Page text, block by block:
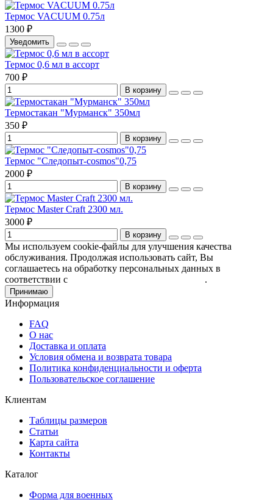
Термос VACUUM 0.75л
1300 ₽
Уведомить
Термос 0,6 мл в ассорт
700 ₽
В корзину
Термостакан "Мурманск" 350мл
350 ₽
В корзину
Термос "Следопыт-cosmos"0,75
2000 ₽
В корзину
Термос Master Craft 2300 мл.
3000 ₽
В корзину
Мы используем cookie-файлы для улучшения качества
обслуживания. Продолжая использовать сайт, Вы
соглашаетесь на обработку персональных данных в
соответствии с
.
Принимаю
Информация
FAQ
О нас
Доставка и оплата
Условия обмена и возврата товара
Политика конфиденциальности и оферта
Пользовательское соглашение
Клиентам
Таблицы размеров
Статьи
Карта сайта
Контакты
Каталог
Форма для военных